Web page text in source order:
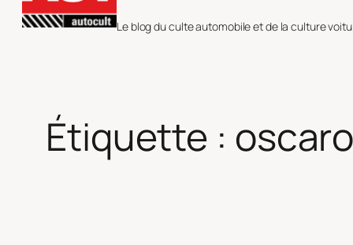
Le blog du culte automobile et de la culture
Étiquette :